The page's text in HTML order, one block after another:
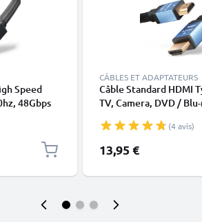
Speed
48Gbps
HDMI
PS4, PS5,
CÂBLES ET ADAPTATEURS
Câble Standard HDMI
TV, Camera, DVD /
2.0 de 3m pour TV,
Caméra, Moniteur
(4 avis)
13,95 €